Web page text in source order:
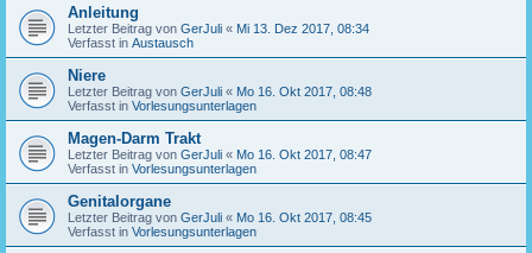
Anleitung
Letzter Beitrag von GerJuli « Mi 13. Dez 2017, 08:34
Verfasst in Austausch
Niere
Letzter Beitrag von GerJuli « Mo 16. Okt 2017, 08:48
Verfasst in Vorlesungsunterlagen
Magen-Darm Trakt
Letzter Beitrag von GerJuli « Mo 16. Okt 2017, 08:47
Verfasst in Vorlesungsunterlagen
Genitalorgane
Letzter Beitrag von GerJuli « Mo 16. Okt 2017, 08:45
Verfasst in Vorlesungsunterlagen